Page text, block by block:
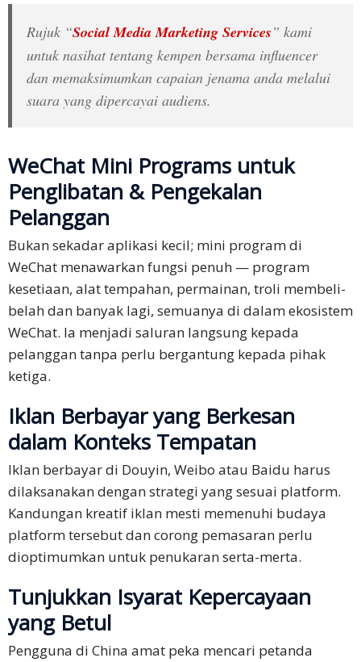
Rujuk “Social Media Marketing Services” kami
untuk nasihat tentang kempen bersama influencer
dan memaksimumkan capaian jenama anda melalui
suara yang dipercayai audiens.
WeChat Mini Programs untuk
Penglibatan & Pengekalan
Pelanggan
Bukan sekadar aplikasi kecil; mini program di
WeChat menawarkan fungsi penuh — program
kesetiaan, alat tempahan, permainan, troli membeli-
belah dan banyak lagi, semuanya di dalam ekosistem
WeChat. Ia menjadi saluran langsung kepada
pelanggan tanpa perlu bergantung kepada pihak
ketiga.
Iklan Berbayar yang Berkesan
dalam Konteks Tempatan
Iklan berbayar di Douyin, Weibo atau Baidu harus
dilaksanakan dengan strategi yang sesuai platform.
Kandungan kreatif iklan mesti memenuhi budaya
platform tersebut dan corong pemasaran perlu
dioptimumkan untuk penukaran serta-merta.
Tunjukkan Isyarat Kepercayaan
yang Betul
Pengguna di China amat peka mencari petanda